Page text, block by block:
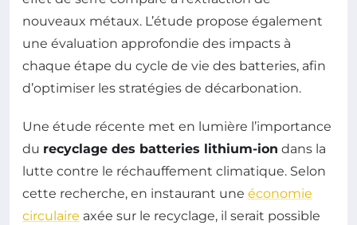
nouveaux métaux. L’étude propose également
une évaluation approfondie des impacts à
chaque étape du cycle de vie des batteries, afin
d’optimiser les stratégies de décarbonation.
Une étude récente met en lumière l’importance
du recyclage des batteries lithium-ion dans la
lutte contre le réchauffement climatique. Selon
cette recherche, en instaurant une économie
circulaire axée sur le recyclage, il serait possible